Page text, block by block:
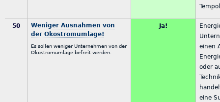
50
Weniger Ausnahmen von
der Ökostromumlage!
Es sollen weniger Unternehmen von der
Ökostromumlage befreit werden.
Ja!
einen
oder
eine